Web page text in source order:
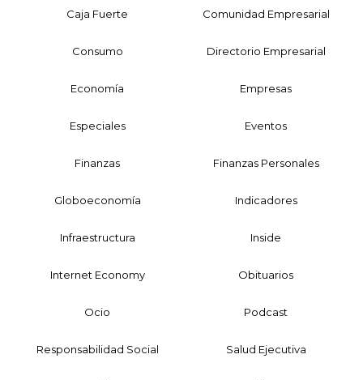
Caja Fuerte Comunidad Empresarial
Consumo Directorio Empresarial
Economía Empresas
Especiales Eventos
Finanzas Finanzas Personales
Globoeconomía Indicadores
Infraestructura Inside
Internet Economy Obituarios
Ocio Podcast
Responsabilidad Social Salud Ejecutiva